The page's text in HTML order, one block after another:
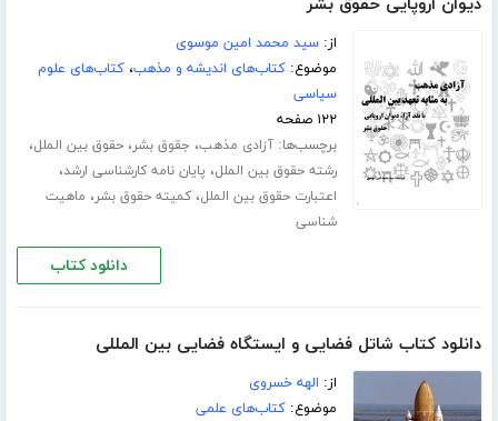
دیوان اروپایی حقوق بشر
از:سید محمد امین موسوی
موضوع:کتاب‌های اندیشه و مذهب،کتاب‌های علوم
سیاسی
۱۲۲ صفحه
برچسب‌ها:آزادی مذهب، جقوق بشر،حقوق بین الملل،
رشته حقوق بین الملل، پایان نامه کارشناسی ارشد،
اعتبارت حقوق بین الملل،کمیته حقوق بشر، ماهیت
شناسی
دانلود کتاب
دانلود کتاب شاتل فضایی و ایستگاه فضایی بین المللی
از: الهه خسروی
موضوع:کتاب‌های علمی